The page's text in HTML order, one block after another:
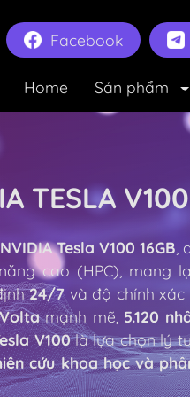
Facebook
Home Sản phẩm
TESLA
Tesla V100 16GB
cao (HPC), mang
24/7và độ chính xác
mạnh mẽ, 5.120
V100là lựa chọn lý
cứu khoa học và